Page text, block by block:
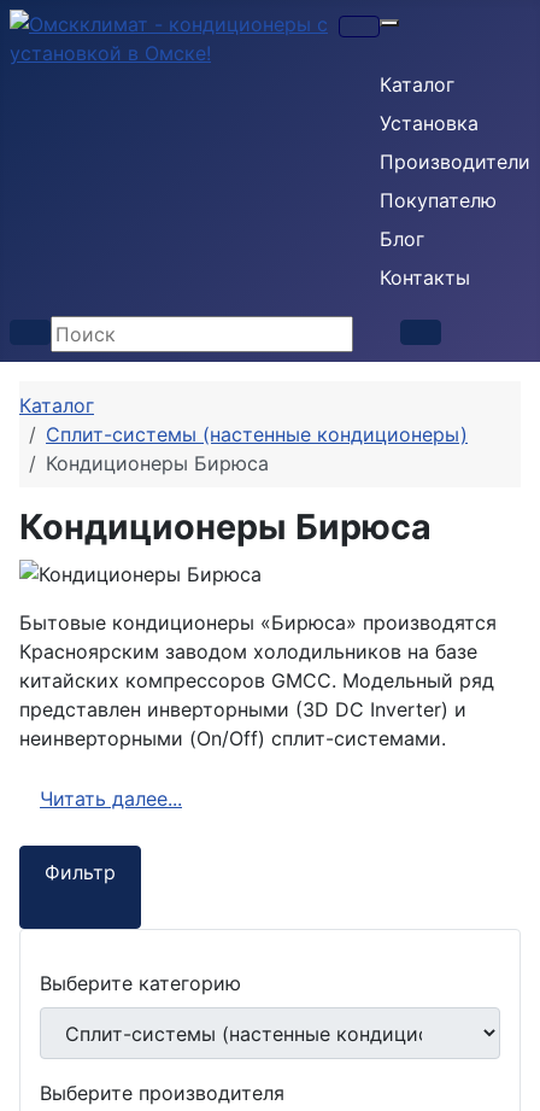
Каталог
Установка
Производители
Покупателю
Блог
Контакты
Каталог
Сплит-системы (настенные кондиционеры)
Кондиционеры Бирюса
Кондиционеры Бирюса
Бытовые кондиционеры «Бирюса» производятся
Красноярским заводом холодильников на базе
китайских компрессоров GMCC. Модельный ряд
представлен инверторными (3D DC Inverter) и
неинверторными (On/Off) сплит-системами.
Читать далее...
Фильтр
Выберите категорию
Выберите производителя